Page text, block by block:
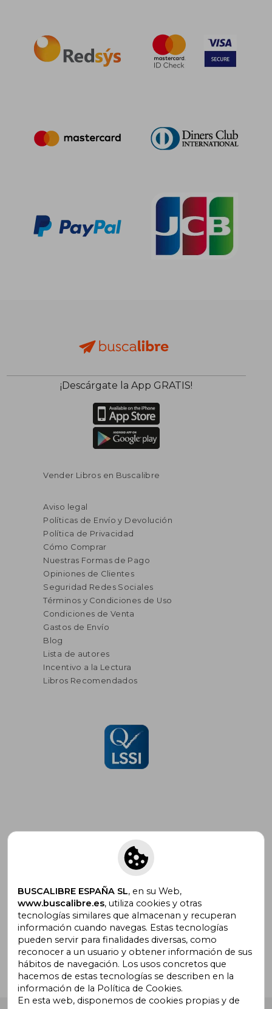
¡Descárgate la App GRATIS!
Vender Libros en Buscalibre
Aviso legal
Políticas de Envío y Devolución
Política de Privacidad
Cómo Comprar
Nuestras Formas de Pago
Opiniones de Clientes
Seguridad Redes Sociales
Términos y Condiciones de Uso
Condiciones de Venta
Gastos de Envío
Blog
Lista de autores
Incentivo a la Lectura
Libros Recomendados
Suscríbete para recibir ofertas y
promociones
¿Necesitas ayuda?
BUSCALIBRE ESPAÑA SL, en su Web,
www.buscalibre.es, utiliza cookies y otras
tecnologías similares que almacenan y recuperan
información cuando navegas. Estas tecnologías
pueden servir para finalidades diversas, como
reconocer a un usuario y obtener información de sus
hábitos de navegación. Los usos concretos que
hacemos de estas tecnologías se describen en la
información de la Política de Cookies.
En esta web, disponemos de cookies propias y de